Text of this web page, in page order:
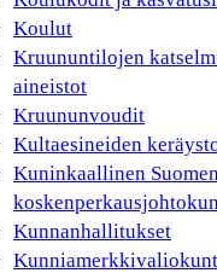
Koulut
Kruununtilojen
aineistot
Kruununvoudit
Kultaesineiden
Kuninkaallinen
Kunnanhallitukset